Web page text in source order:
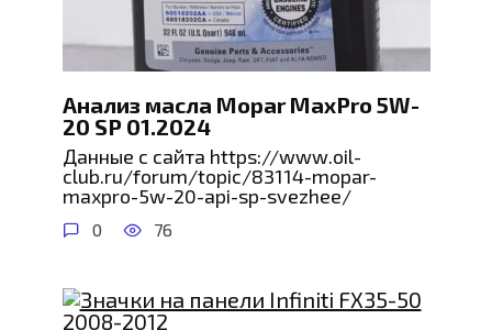
Анализ масла Mopar MaxPro 5W-
20 SP 01.2024
Данные с сайта https://www.oil-
club.ru/forum/topic/83114-mopar-
maxpro-5w-20-api-sp-svezhee/
0 76